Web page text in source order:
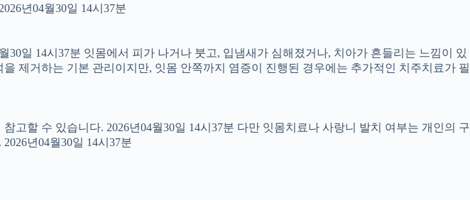
년04월30일 14시37분
일 14시37분 잇몸에서 피가 나거나 붓고, 입냄새가 심해졌거나, 치아가 흔들리는 느낌이 있
제거하는 기본 관리이지만, 잇몸 안쪽까지 염증이 진행된 경우에는 추가적인 치주치료가 필
참고할 수 있습니다. 2026년04월30일 14시37분 다만 잇몸치료나 사랑니 발치 여부는 개인의 구
년04월30일 14시37분